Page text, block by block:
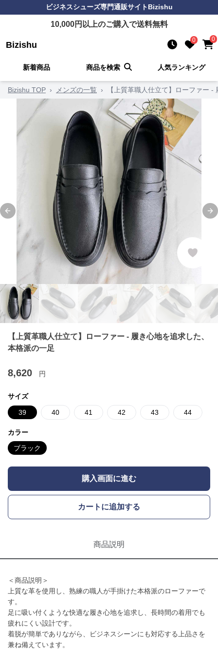
ビジネスシューズ専門通販サイトBizishu
10,000円以上のご購入で送料無料
Bizishu 0 0
新着商品 商品を検索 人気ランキング
Bizishu TOP › メンズの一覧 › 【上質革職人仕立て】ローファー
Previous slide
【上質革職人仕立て】ローファー - 履き心地を追求した、
本格派の一足
8,620 円
サイズ
39 40 41 42 43 44
カラー
ブラック
購入画面に進む
カートに追加する
商品説明
＜商品説明＞
上質な革を使用し、熟練の職人が手掛けた本格派のローファーで
す。
足に吸い付くような快適な履き心地を追求し、長時間の着用でも
疲れにくい設計です。
着脱が簡単でありながら、ビジネスシーンにも対応する上品さを
兼ね備えています。